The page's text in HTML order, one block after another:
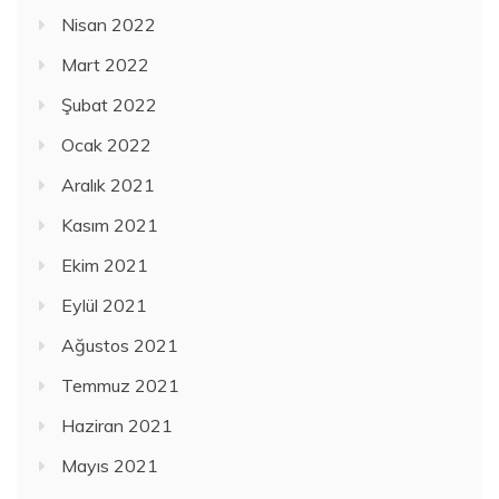
Nisan 2022
Mart 2022
Şubat 2022
Ocak 2022
Aralık 2021
Kasım 2021
Ekim 2021
Eylül 2021
Ağustos 2021
Temmuz 2021
Haziran 2021
Mayıs 2021